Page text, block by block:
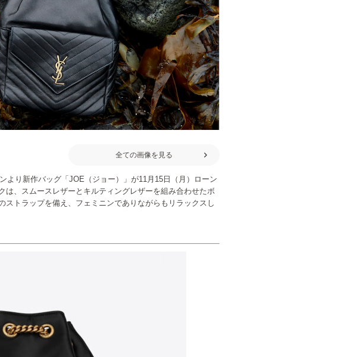
全ての画像を見る
より新作バッグ「JOE（ジョー）」が11月15日（月）ローン
は、スムースレザーとキルティングレザーを組み合わせたボ
ストラップを備え、フェミニンでありながらもリラックスし